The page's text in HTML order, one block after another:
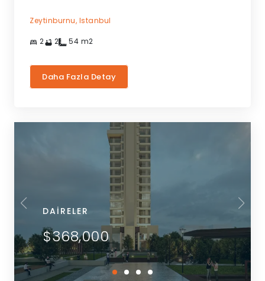
Zeytinburnu, Istanbul
2 2 54 m2
Daha Fazla Detay
DAIRELER
$368,000